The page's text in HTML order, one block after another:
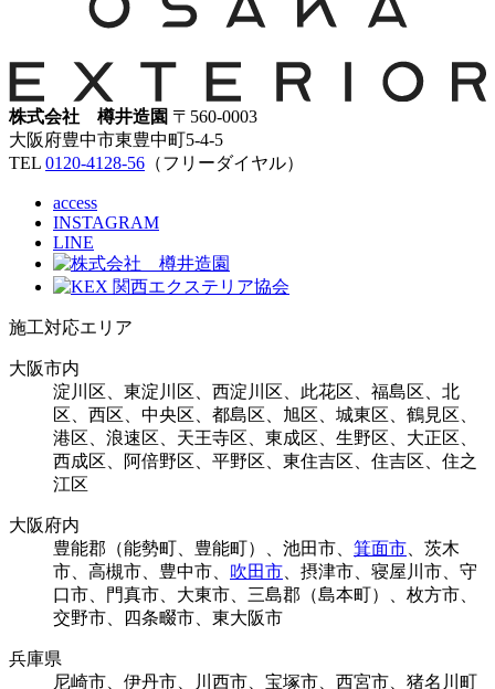
株式会社 樽井造園 〒560-0003
大阪府豊中市東豊中町5-4-5
TEL 0120-4128-56 （フリーダイヤル）
access
INSTAGRAM
LINE
施工対応エリア
大阪市内
淀川区、東淀川区、西淀川区、此花区、福島区、北
区、西区、中央区、都島区、旭区、城東区、鶴見区、
港区、浪速区、天王寺区、東成区、生野区、大正区、
西成区、阿倍野区、平野区、東住吉区、住吉区、住之
江区
大阪府内
豊能郡（能勢町、豊能町）、池田市、 箕面市 、茨木
市、高槻市、豊中市、 吹田市 、摂津市、寝屋川市、守
口市、門真市、大東市、三島郡（島本町）、枚方市、
交野市、四条畷市、東大阪市
兵庫県
尼崎市、伊丹市、川西市、宝塚市、西宮市、猪名川町